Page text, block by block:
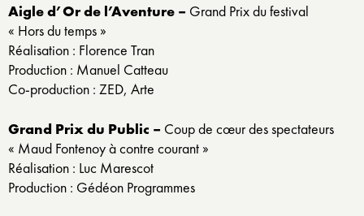
Aigle d’Or de l’Aventure – Grand Prix du festival
« Hors du temps »
Réalisation : Florence Tran
Production : Manuel Catteau
Co-production : ZED, Arte
Grand Prix du Public – Coup de cœur des spectateurs
« Maud Fontenoy à contre courant »
Réalisation : Luc Marescot
Production : Gédéon Programmes